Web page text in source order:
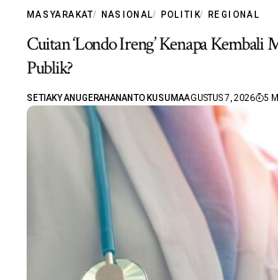
MASYARAKAT NASIONAL POLITIK REGIONAL
Cuitan ‘Londo Ireng’ Kenapa Kembali
Publik?
SETIAKY ANUGERAHANANTO KUSUMAAGUSTUS 7, 2026 5